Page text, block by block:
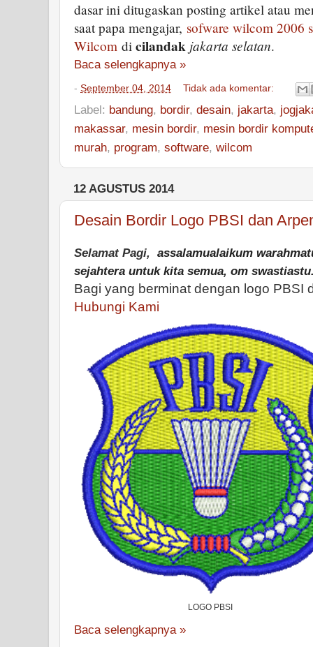
dasar ini ditugaskan posting artikel atau
saat papa mengajar, sofware wilcom 2006
Wilcom di cilandak jakarta selatan.
Baca selengkapnya »
- September 04, 2014 Tidak ada komentar:
Label: bandung, bordir, desain, jakarta,
makassar, mesin bordir, mesin bordir
murah, program, software, wilcom
12 AGUSTUS 2014
Desain Bordir Logo PBSI dan
Selamat Pagi, assalamualaikum
sejahtera untuk kita semua, om
Bagi yang berminat dengan logo PBSI
Hubungi Kami
LOGO PBSI
Baca selengkapnya »